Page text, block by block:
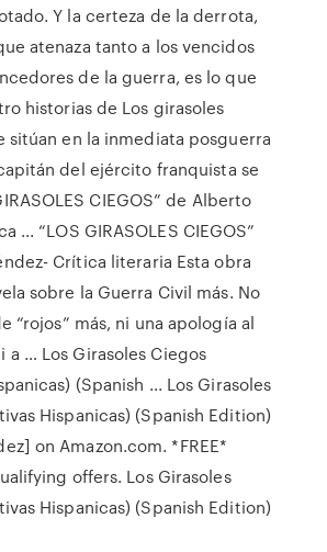
Y la certeza de la derrota,
atenaza tanto a los vencidos
de la guerra, es lo que
historias de Los girasoles
sitúan en la inmediata posguerra
del ejército franquista se
CIEGOS” de Alberto
... “LOS GIRASOLES CIEGOS”
Crítica literaria Esta obra
sobre la Guerra Civil más. No
“rojos” más, ni una apología al
a … Los Girasoles Ciegos
(Spanish ... Los Girasoles
Hispanicas) (Spanish Edition)
on Amazon.com. *FREE*
offers. Los Girasoles
Hispanicas) (Spanish Edition)